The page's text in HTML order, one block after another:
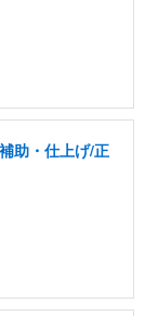
助・仕上げ/正